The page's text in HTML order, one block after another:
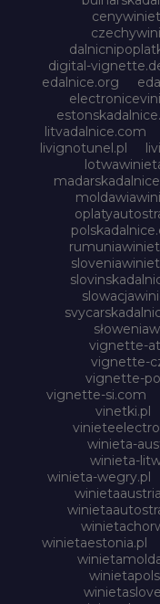
digital-
edalnice.org
litvadalnice.com
livignotunel.pl
vignette-
vignette-
vignette-
vignette-si.com
vinetki.pl
winieta-
winieta-
winieta-wegry.pl
winietaestonia.pl